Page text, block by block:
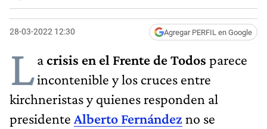
28-03-2022 12:30 Agregar PERFIL en Google
Lacrisis en el Frente de Todos parece
incontenible y los cruces entre
kirchneristas y quienes responden al
presidente Alberto Fernándezno se